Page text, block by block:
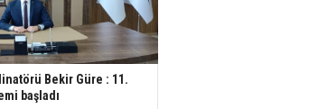
Bekir Güre : 11.
başladı